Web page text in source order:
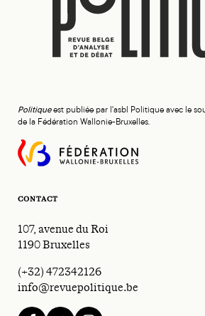
Politiqueest publiée par l'asbl Politique avec le
de la Fédération Wallonie-Bruxelles.
CONTACT
107, avenue du Roi
1190 Bruxelles
(+32) 472342126
info@revuepolitique.be